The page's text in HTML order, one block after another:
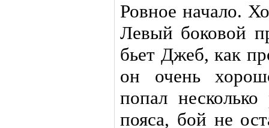
Ровное начало.
Левый боковой
бьет Джеб, как
он очень
попал
пояса, бой не